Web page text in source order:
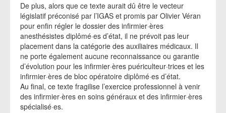
De plus, alors que ce texte aurait dû être le vecteur
législatif préconisé par l’IGAS et promis par Olivier Véran
pour enfin régler le dossier des infirmier·ères
anesthésistes diplômé·es d’état, il ne prévoit pas leur
placement dans la catégorie des auxiliaires médicaux. Il
ne porte également aucune reconnaissance ou garantie
d’évolution pour les infirmier·ères puériculteur·trices et les
infirmier·ères de bloc opératoire diplômé·es d’état.
Au final, ce texte fragilise l’exercice professionnel à venir
des infirmier·ères en soins généraux et des infirmier·ères
spécialisé·es.